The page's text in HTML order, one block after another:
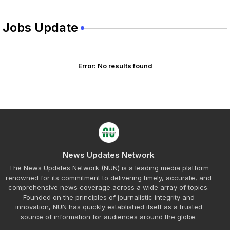
Jobs Update
Error: No results found
News Updates Network
The News Updates Network (NUN) is a leading media platform
renowned for its commitment to delivering timely, accurate, and
comprehensive news coverage across a wide array of topics.
Founded on the principles of journalistic integrity and
innovation, NUN has quickly established itself as a trusted
source of information for audiences around the globe.